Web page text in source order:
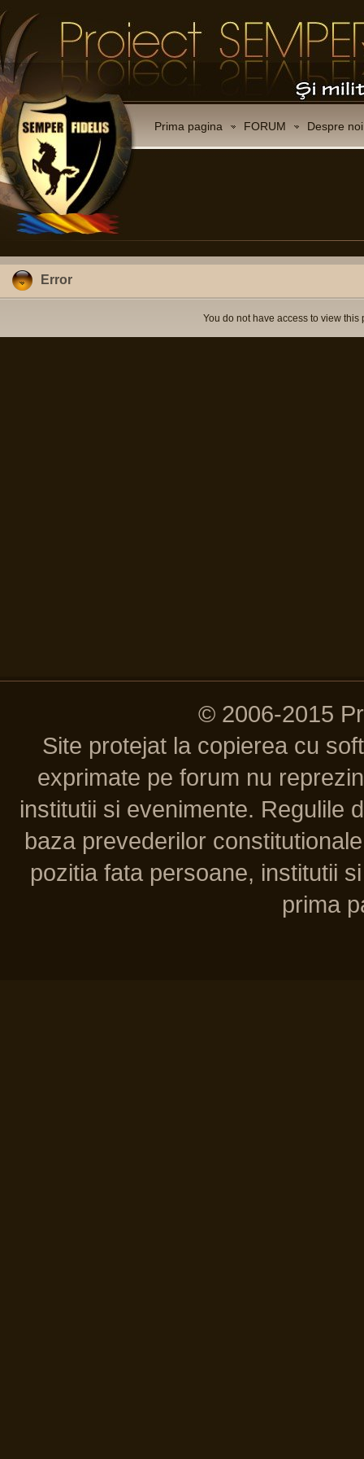
Prima pagina FORUM Despre noi
Error
You do not have access to view this
© 2006-2015
Site protejat la copierea cu
exprimate pe forum nu
institutii si evenimente. Regulile
baza prevederilor
pozitia fata persoane, institutii
prima